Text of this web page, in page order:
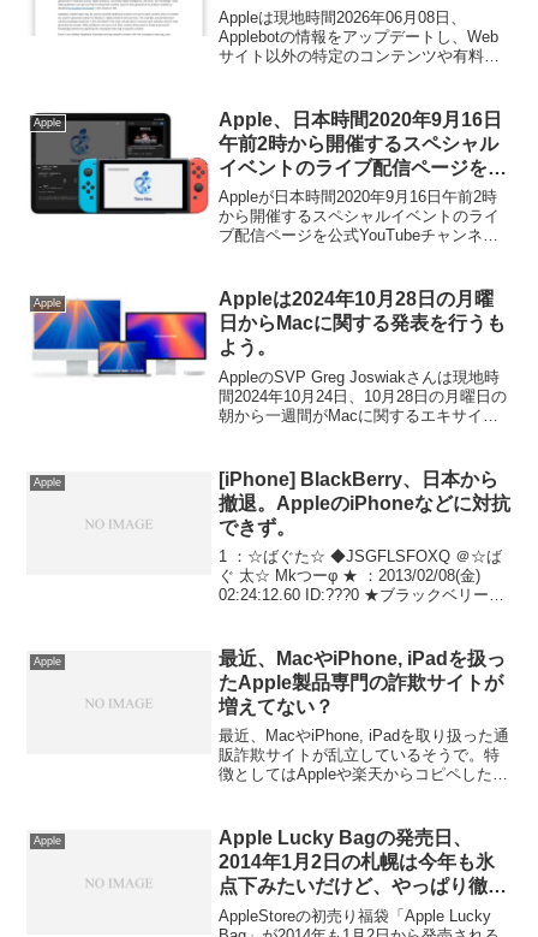
ページをAI回答の生成データとし
て拒否できることを明記。
Appleは現地時間2026年06月08日、
Applebotの情報をアップデートし、Web
サイト以外の特定のコンテンツや有料コ
Apple
Apple、日本時間2020年9月16日
午前2時から開催するスペシャル
イベントのライブ配信ページを公
式YouTubeチャンネルに公開。
Appleが日本時間2020年9月16日午前2時
から開催するスペシャルイベントのライ
ブ配信ページを公式YouTubeチャンネル
Apple
Appleは2024年10月28日の月曜
日からMacに関する発表を行うも
よう。
AppleのSVP Greg Joswiakさんは現地時
間2024年10月24日、10月28日の月曜日の
朝から一週間がMacに関するエキサイテ
ます。
Apple
[iPhone] BlackBerry、日本から
撤退。AppleのiPhoneなどに対抗
できず。
1 ：☆ばぐた☆ ◆JSGFLSFOXQ ＠☆ば
ぐ 太☆ Mkつーφ ★ ：2013/02/08(金)
02:24:12.60 ID:???0 ★ブラックベリー、
本...
Apple
最近、MacやiPhone, iPadを扱っ
たApple製品専門の詐欺サイトが
増えてない？
最近、MacやiPhone, iPadを取り扱った通
販詐欺サイトが乱立しているそうで。特
徴としてはAppleや楽天からコピペしたと
以下から。
Apple
Apple Lucky Bagの発売日、
2014年1月2日の札幌は今年も氷
点下みたいだけど、やっぱり徹夜
してならぶ？
AppleStoreの初売り福袋「Apple Lucky